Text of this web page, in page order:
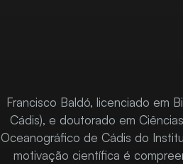
Francisco Baldó, licenciado em
Cádis), e doutorado em
Oceanográfico de Cádis do
motivação científica é